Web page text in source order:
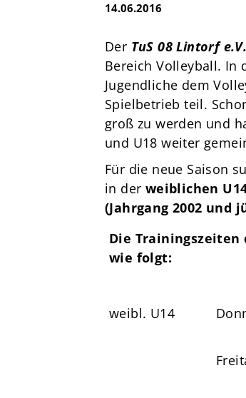
14.06.2016
Der TuS 08 Lintorf e.V.
Bereich Volleyball. In
Jugendliche dem
Spielbetrieb teil.
groß zu werden und
und U18 weiter
Für die neue Saison
in der weiblichen
(Jahrgang 2002 und
Die Trainingszeiten
wie folgt:
weibl. U14